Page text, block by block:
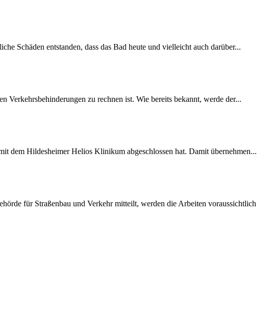
Schäden entstanden, dass das Bad heute und vielleicht auch darüber...
Verkehrsbehinderungen zu rechnen ist. Wie bereits bekannt, werde der...
dem Hildesheimer Helios Klinikum abgeschlossen hat. Damit übernehmen...
für Straßenbau und Verkehr mitteilt, werden die Arbeiten voraussichtlich